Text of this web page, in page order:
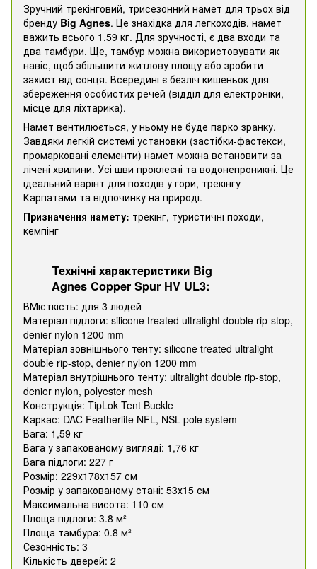
Зручний трекінговий, трисезонний намет для трьох від
бренду Big Agnes. Це знахідка для легкоходів, намет
важить всього 1,59 кг. Для зручності, є два входи та
два тамбури. Ще, тамбур можна використовувати як
навіс, щоб збільшити житлову площу або зробити
захист від сонця. Всередині є безліч кишеньок для
збереження особистих речей (відділ для електроніки,
місце для ліхтарика).
Намет вентилюється, у ньому не буде парко зранку.
Завдяки легкій системі установки (застібки-фастекси,
промарковані елементи) намет можна встановити за
лічені хвилини. Усі шви проклеєні та водонепроникні. Це
ідеальний варінт для походів у гори, трекінгу
Карпатами та відпочинку на природі.
Призначення намету: трекінг, туристичні походи,
кемпінг
Технічні характеристики Big
Agnes Copper Spur HV UL3:
ВМісткість: для 3 людей
Матеріал підлоги: silicone treated ultralight double rip-stop,
denier nylon 1200 mm
Матеріал зовнішнього тенту: silicone treated ultralight
double rip-stop, denier nylon 1200 mm
Матеріал внутрішнього тенту: ultralight double rip-stop,
denier nylon, polyester mesh
Конструкція: TipLok Tent Buckle
Каркас: DAC Featherlite NFL, NSL pole system
Вага: 1,59 кг
Вага у запакованому вигляді: 1,76 кг
Вага підлоги: 227 г
Розмір: 229х178х157 см
Розмір у запакованому стані: 53х15 см
Максимальна висота: 110 см
Площа підлоги: 3.8 м²
Площа тамбура: 0.8 м²
Сезонність: 3
Кількість дверей: 2